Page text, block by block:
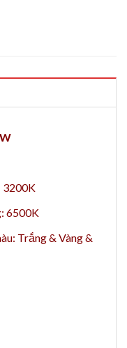
3200K
6500K
Trắng & Vàng &